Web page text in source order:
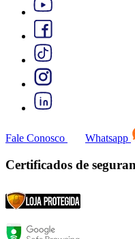
Fale Conosco Whatsapp
Certificados de